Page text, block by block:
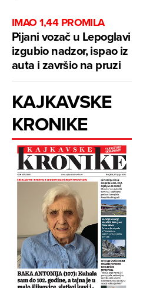
IMAO 1,44 PROMILA
Pijani vozač u Lepoglavi
izgubio nadzor, ispao iz
auta i završio na pruzi
KAJKAVSKE
KRONIKE